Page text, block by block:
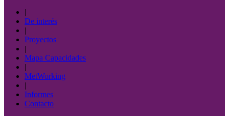
|
De interés
|
Proyectos
|
Mapa Capacidades
|
MetWorking
|
Informes
Contacto